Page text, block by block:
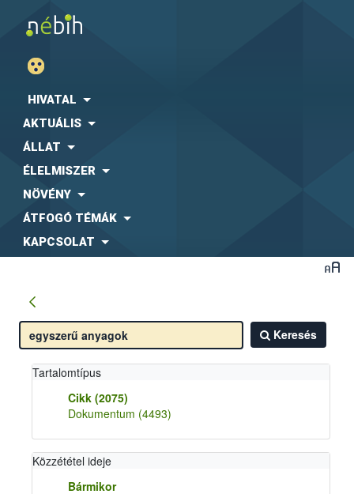
HIVATAL
AKTUÁLIS
ÁLLAT
ÉLELMISZER
NÖVÉNY
ÁTFOGÓ TÉMÁK
KAPCSOLAT
Keresés
Tartalomtípus
Cikk (2075)
Dokumentum (4493)
Közzététel ideje
Bármikor